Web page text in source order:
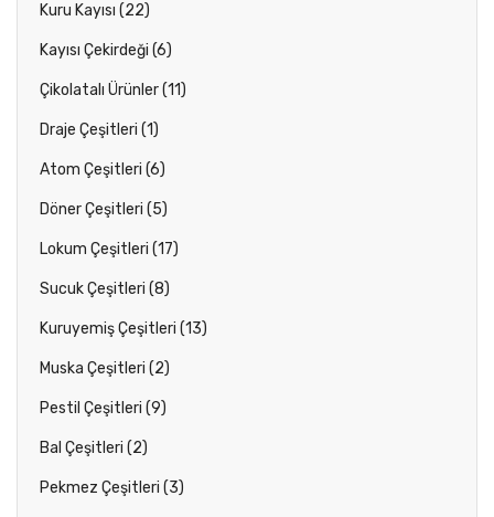
Kuru Kayısı (22)
Kayısı Çekirdeği (6)
Çikolatalı Ürünler (11)
Draje Çeşitleri (1)
Atom Çeşitleri (6)
Döner Çeşitleri (5)
Lokum Çeşitleri (17)
Sucuk Çeşitleri (8)
Kuruyemiş Çeşitleri (13)
Muska Çeşitleri (2)
Pestil Çeşitleri (9)
Bal Çeşitleri (2)
Pekmez Çeşitleri (3)